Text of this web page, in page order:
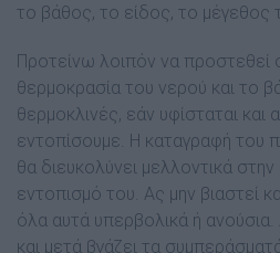
το βάθος, το είδος, το µέγεθος
Προτείνω λοιπόν να προστεθεί
θερµοκρασία του νερού και το
θερµοκλινές, εάν υφίσταται και
εντοπίσουµε. Η καταγραφή του
θα διευκολύνει µελλοντικά
εντοπισµό του. Ας µην βιαστεί
όλα αυτά υπερβολικά ή
και µετά βγάζει τα